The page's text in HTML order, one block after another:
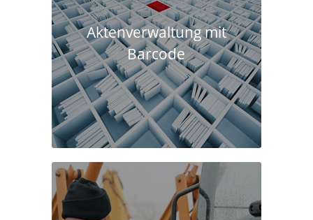
Aktenverwaltung mit
Barcode